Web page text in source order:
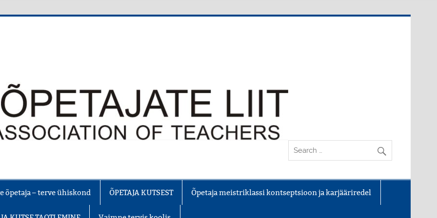
õpetaja – terve ühiskond ÕPETAJA KUTSEST Õpetaja meistriklassi kontseptsioon ja karjääriredel